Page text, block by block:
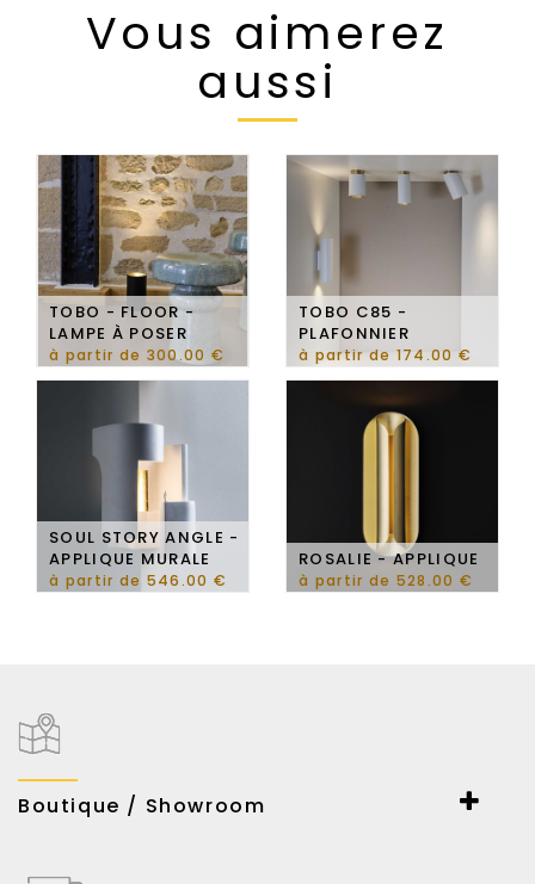
Vous aimerez
aussi
TOBO - FLOOR -
LAMPE À POSER
à partir de 300.00 €
TOBO C85 -
PLAFONNIER
à partir de 174.00 €
SOUL STORY ANGLE -
APPLIQUE MURALE
à partir de 546.00 €
ROSALIE - APPLIQUE
à partir de 528.00 €
Boutique / Showroom